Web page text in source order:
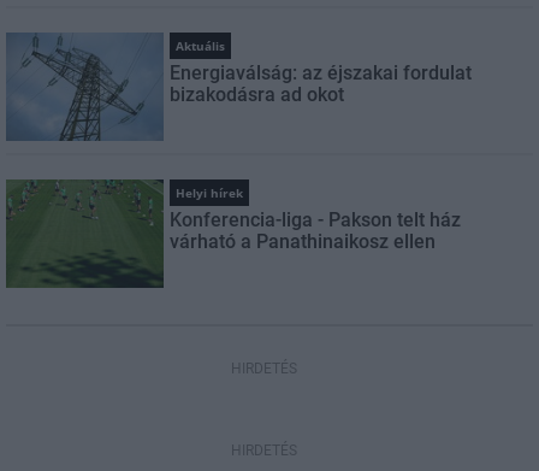
Aktuális
Energiaválság: az éjszakai fordulat
bizakodásra ad okot
Helyi hírek
Konferencia-liga - Pakson telt ház
várható a Panathinaikosz ellen
HIRDETÉS
HIRDETÉS